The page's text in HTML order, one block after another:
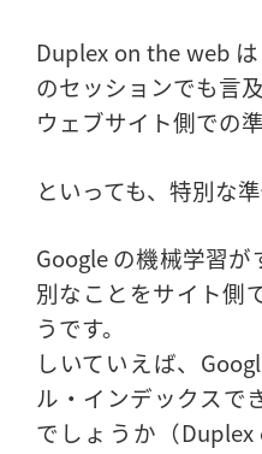
Duplex on the web
のセッションでも言
ウェブサイト側での
といっても、特別な
Google の機械学習
別なことをサイト側
うです。
しいていえば、
ル・インデックスで
でしょうか（Duplex